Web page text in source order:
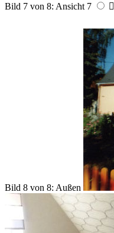
Bild 7 von 8: Ansicht 7 
Bild 8 von 8: Außen